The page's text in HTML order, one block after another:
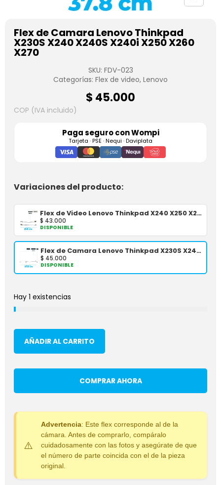
Flex de Camara Lenovo Thinkpad
X230S X240 X240S X240i X250 X260
X270
SKU: FDV-023
Categorías: Flex de video, Lenovo
$ 45.000
COP (IVA incluido)
Paga seguro conWompi
Tarjeta · PSE · Nequi · Daviplata
Variaciones del producto:
Flex de Video Lenovo Thinkpad X240 X250 X260
$ 43.000
DISPONIBLE
Flex de Camara Lenovo Thinkpad X230S X240 X240S X240i X250 X260 X270
$ 45.000
DISPONIBLE
Hay 1 existencias
AÑADIR AL CARRITO
COMPRAR AHORA
Advertencia: Este flex corresponde al de la
cámara. Antes de comprarlo, compáralo
cuidadosamente con las fotos y asegúrate de que
el número de parte coincida con el de la pieza
original.